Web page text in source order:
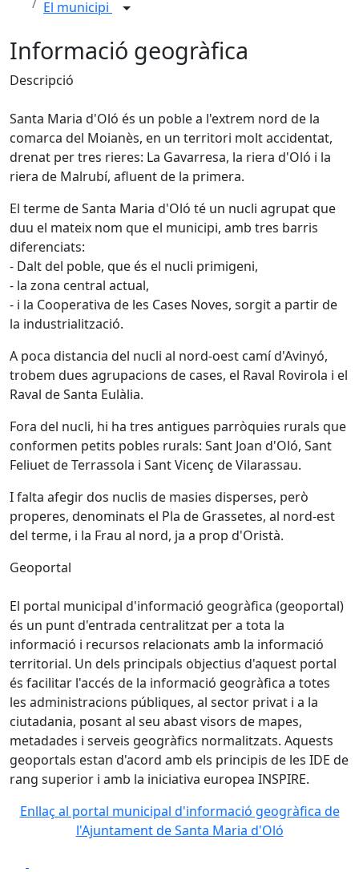
El municipi
Informació geogràfica
Descripció
Santa Maria d'Oló és un poble a l'extrem nord de la
comarca del Moianès, en un territori molt accidentat,
drenat per tres rieres: La Gavarresa, la riera d'Oló i la
riera de Malrubí, afluent de la primera.
El terme de Santa Maria d'Oló té un nucli agrupat que
duu el mateix nom que el municipi, amb tres barris
diferenciats:
- Dalt del poble, que és el nucli primigeni,
- la zona central actual,
- i la Cooperativa de les Cases Noves, sorgit a partir de
la industrialització.
A poca distancia del nucli al nord-oest camí d'Avinyó,
trobem dues agrupacions de cases, el Raval Rovirola i el
Raval de Santa Eulàlia.
Fora del nucli, hi ha tres antigues parròquies rurals que
conformen petits pobles rurals: Sant Joan d'Oló, Sant
Feliuet de Terrassola i Sant Vicenç de Vilarassau.
I falta afegir dos nuclis de masies disperses, però
properes, denominats el Pla de Grassetes, al nord-est
del terme, i la Frau al nord, ja a prop d'Oristà.
Geoportal
El portal municipal d'informació geogràfica (geoportal)
és un punt d'entrada centralitzat per a tota la
informació i recursos relacionats amb la informació
territorial. Un dels principals objectius d'aquest portal
és facilitar l'accés de la informació geogràfica a totes
les administracions públiques, al sector privat i a la
ciutadania, posant al seu abast visors de mapes,
metadades i serveis geogràfics normalitzats. Aquests
geoportals estan d'acord amb els principis de les IDE de
rang superior i amb la iniciativa europea INSPIRE.
Enllaç al portal municipal d'informació geogràfica de
l'Ajuntament de Santa Maria d'Oló